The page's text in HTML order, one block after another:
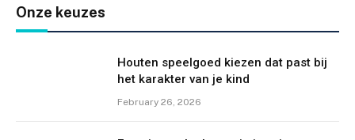
Onze keuzes
Houten speelgoed kiezen dat past bij
het karakter van je kind
February 26, 2026